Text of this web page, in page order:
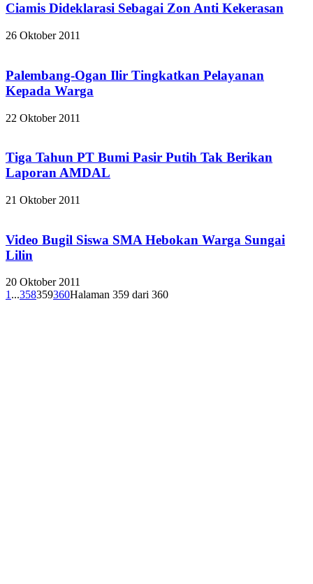
Ciamis Dideklarasi Sebagai Zon Anti Kekerasan
26 Oktober 2011
Palembang-Ogan Ilir Tingkatkan Pelayanan
Kepada Warga
22 Oktober 2011
Tiga Tahun PT Bumi Pasir Putih Tak Berikan
Laporan AMDAL
21 Oktober 2011
Video Bugil Siswa SMA Hebokan Warga Sungai
Lilin
20 Oktober 2011
1...358359360Halaman 359 dari 360